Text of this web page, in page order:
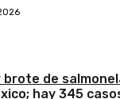
brote de
hay 345